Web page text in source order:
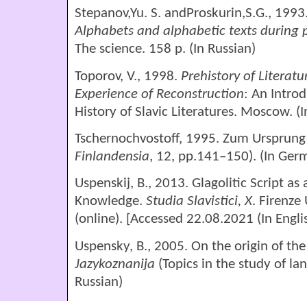
Stepanov,Yu. S. and Proskurin,S.G.,
Alphabets and alphabetic texts during
The science. 158 p. (In Russian)
Toporov, V., 1998. Prehistory of
Experience of Reconstruction: An
History of Slavic Literatures. Moscow.
Tschernochvostoff, 1995. Zum
Finlandensia, 12, pp.141–150). (In
Uspenskij, B., 2013. Glagolitic Script
Knowledge. Studia Slavistici, X. Firenze
(online). [Accessed 22.08.2021 (In
Uspensky, B., 2005. On the origin of
Jazykoznanija (Topics in the study of
Russian)